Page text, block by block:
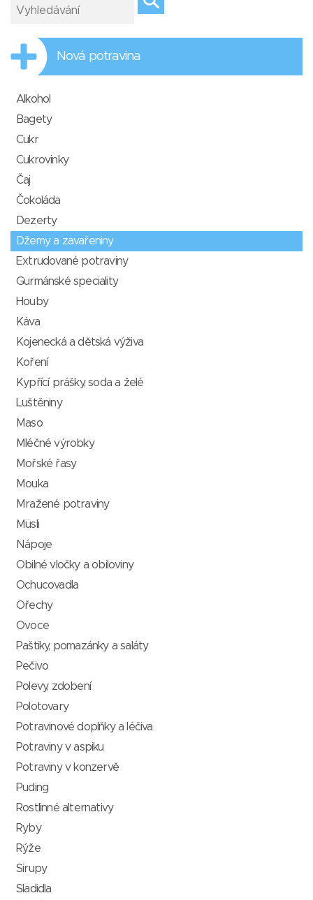
Nová potravina
Alkohol
Bagety
Cukr
Cukrovinky
Čaj
Čokoláda
Dezerty
Džemy a zavařeniny
Extrudované potraviny
Gurmánské speciality
Houby
Káva
Kojenecká a dětská výživa
Koření
Kypřící prášky, soda a želé
Luštěniny
Maso
Mléčné výrobky
Mořské řasy
Mouka
Mražené potraviny
Müsli
Nápoje
Obilné vločky a obiloviny
Ochucovadla
Ořechy
Ovoce
Paštiky, pomazánky a saláty
Pečivo
Polevy, zdobení
Polotovary
Potravinové doplňky a léčiva
Potraviny v aspiku
Potraviny v konzervě
Puding
Rostlinné alternativy
Ryby
Rýže
Sirupy
Sladidla